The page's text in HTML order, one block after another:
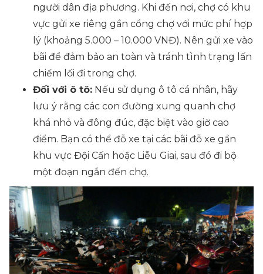
người dân địa phương. Khi đến nơi, chợ có khu
vực gửi xe riêng gần cổng chợ với mức phí hợp
lý (khoảng 5.000 – 10.000 VNĐ). Nên gửi xe vào
bãi để đảm bảo an toàn và tránh tình trạng lấn
chiếm lối đi trong chợ.
Đối với ô tô: Nếu sử dụng ô tô cá nhân, hãy
lưu ý rằng các con đường xung quanh chợ
khá nhỏ và đông đúc, đặc biệt vào giờ cao
điểm. Bạn có thể đỗ xe tại các bãi đỗ xe gần
khu vực Đội Cấn hoặc Liễu Giai, sau đó đi bộ
một đoạn ngắn đến chợ.